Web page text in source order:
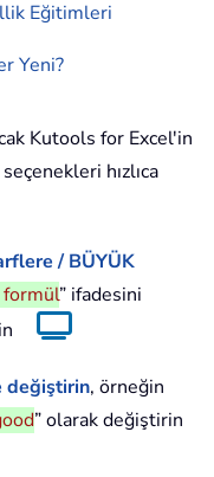
Eğitimleri
Yeni?
Kutools for Excel'in
hızlıca
/ BÜYÜK
” ifadesini
değiştirin, örneğin
” olarak değiştirin